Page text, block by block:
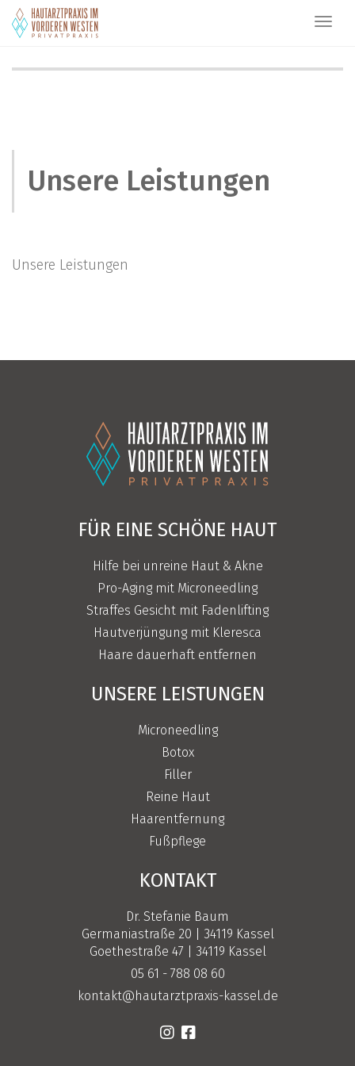
PRIVATPRAXIS DR. BAUM
Unsere Leistungen
Unsere Leistungen
KONTAKT
Dr. Stefanie Baum
Germaniastraße 20 | 34119 Kassel
Goethestraße 47 | 34119 Kassel
05 61 - 788 08 60
kontakt@hautarztpraxis-kassel.de
UNSERE LEISTUNGEN
Microneedling
Botox
Filler
Reine Haut
Haarentfernung
Fußpflege
FÜR EINE SCHÖNE HAUT
Hilfe bei unreine Haut & Akne
Pro-Aging mit Microneedling
Straffes Gesicht mit Fadenlifting
Hautverjüngung mit Kleresca
Haare dauerhaft entfernen